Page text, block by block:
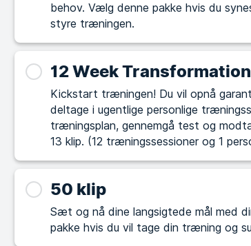
behov. Vælg denne pakke hvis du synes, det kan være udfordrende selv at
styre træningen.
12 Week Transformation
Kickstart træningen! Du vil opnå garanterede resultater på 12 uger ved at
deltage i ugentlige personlige
træningsplan, gennemgå test og
13 klip. (12 træningssessioner og 1
50 klip
Sæt og nå dine langsigtede mål med din
pakke hvis du vil tage din træning og